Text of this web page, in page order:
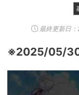
最終更新日：
※2025/05/